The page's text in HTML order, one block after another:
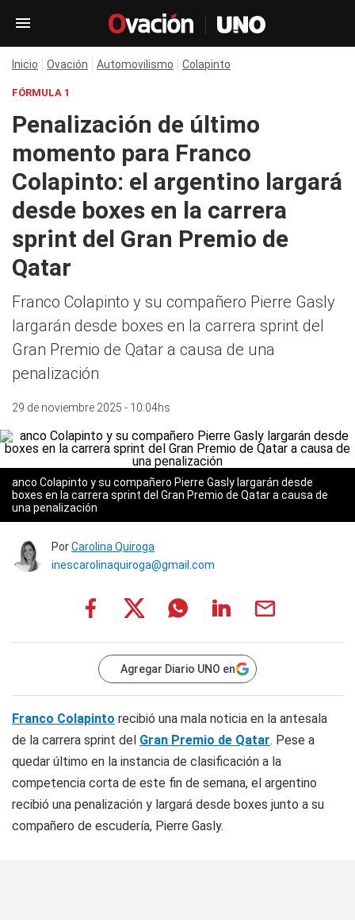
Inicio Ovación Automovilismo Colapinto
FÓRMULA 1
Penalización de último
momento para Franco
Colapinto: el argentino largará
desde boxes en la carrera
sprint del Gran Premio de
Qatar
Franco Colapinto y su compañero Pierre Gasly
largarán desde boxes en la carrera sprint del
Gran Premio de Qatar a causa de una
penalización
29 de noviembre 2025 - 10:04hs
anco Colapinto y su compañero Pierre Gasly largarán desde
boxes en la carrera sprint del Gran Premio de Qatar a causa de
una penalización
PorCarolina Quiroga
inescarolinaquiroga@gmail.com
Agregar Diario UNO en
Franco Colapinto recibió una mala noticia en la antesala
de la carrera sprint del Gran Premio de Qatar. Pese a
quedar último en la instancia de clasificación a la
competencia corta de este fin de semana, el argentino
recibió una penalización y largará desde boxes junto a su
compañero de escudería, Pierre Gasly.